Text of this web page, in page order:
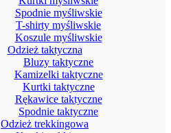
Spodnie myśliwskie
T-shirty myśliwskie
Koszule myśliwskie
Odzież taktyczna
Bluzy taktyczne
Kamizelki taktyczne
Kurtki taktyczne
Rękawice taktyczne
Spodnie taktyczne
Odzież trekkingowa